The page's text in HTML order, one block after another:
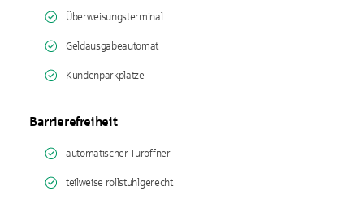
Überweisungsterminal
Geldausgabeautomat
Kundenparkplätze
Barrierefreiheit
automatischer Türöffner
teilweise rollstuhlgerecht